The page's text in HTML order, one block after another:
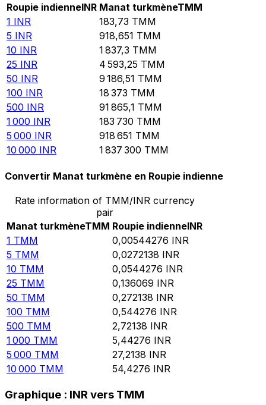
Roupie indienneINR Manat turkmèneTMM
1 INR 183,73 TMM
5 INR 918,651 TMM
10 INR 1 837,3 TMM
25 INR 4 593,25 TMM
50 INR 9 186,51 TMM
100 INR 18 373 TMM
500 INR 91 865,1 TMM
1 000 INR 183 730 TMM
5 000 INR 918 651 TMM
10 000 INR 1 837 300 TMM
Convertir Manat turkmène en Roupie indienne
Rate information of TMM/INR currency
pair
Manat turkmèneTMM Roupie indienneINR
1 TMM 0,00544276 INR
5 TMM 0,0272138 INR
10 TMM 0,0544276 INR
25 TMM 0,136069 INR
50 TMM 0,272138 INR
100 TMM 0,544276 INR
500 TMM 2,72138 INR
1 000 TMM 5,44276 INR
5 000 TMM 27,2138 INR
10 000 TMM 54,4276 INR
Graphique : INR vers TMM